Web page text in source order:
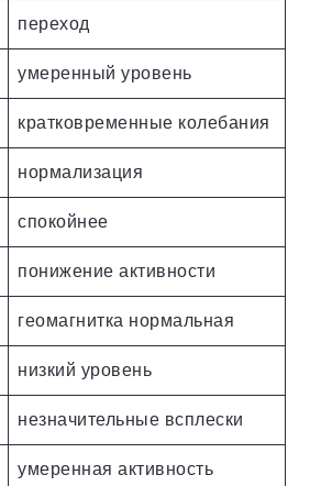
переход
умеренный уровень
кратковременные колебания
нормализация
спокойнее
понижение активности
геомагнитка нормальная
низкий уровень
незначительные всплески
умеренная активность